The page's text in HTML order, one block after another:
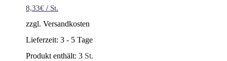
8,33€ / St.
zzgl. Versandkosten
Lieferzeit:3 - 5 Tage
Produkt enthält: 3 St.